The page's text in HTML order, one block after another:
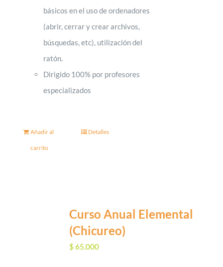
básicos en el uso de ordenadores
(abrir, cerrar y crear archivos,
búsquedas, etc), utilización del
ratón.
Dirigido 100% por profesores
especializados
Añadir al
carrito
Detalles
Curso Anual Elemental
(Chicureo)
$ 65.000